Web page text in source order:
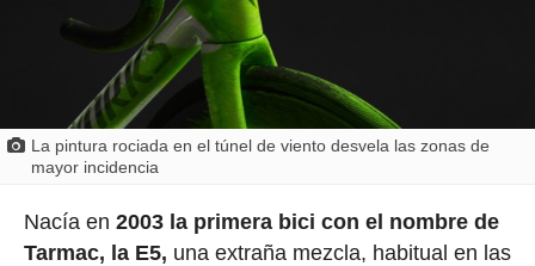
La pintura rociada en el túnel de viento desvela las zonas de
mayor incidencia
Nacía en 2003 la primera bici con el nombre de
Tarmac, la E5, una extraña mezcla, habitual en las